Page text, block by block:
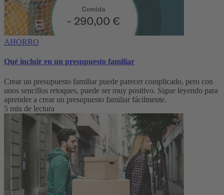
AHORRO
Qué incluir en un presupuesto familiar
Crear un presupuesto familiar puede parecer complicado, pero con
unos sencillos retoques, puede ser muy positivo. Sigue leyendo para
aprender a crear un presupuesto familiar fácilmente.
5 min de lectura